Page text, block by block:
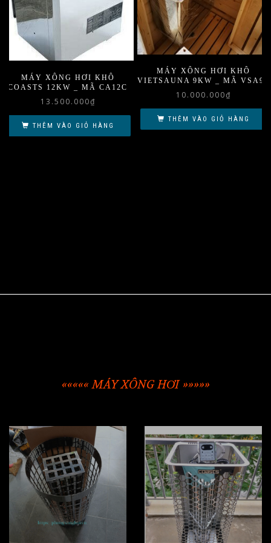
MÁY XÔNG HƠI KHÔ
COASTS 12KW _ MÃ CA12C
13.500.000₫
THÊM VÀO GIỎ HÀNG
MÁY XÔNG HƠI KHÔ
VIETSAUNA 9KW _ MÃ VSA90
10.000.000₫
THÊM VÀO GIỎ HÀNG
««««« MÁY XÔNG HƠI »»»»»